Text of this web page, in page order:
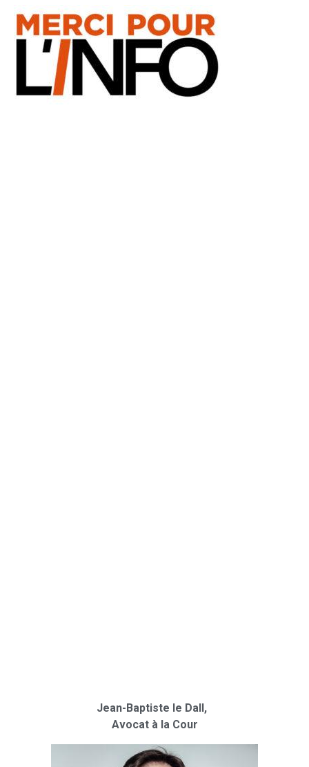
Jean-Baptiste le Dall,
Avocat à la Cour